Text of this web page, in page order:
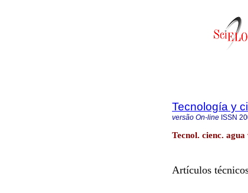
Tecnología y
versão On-line ISSN
Tecnol. cienc.
Artículos